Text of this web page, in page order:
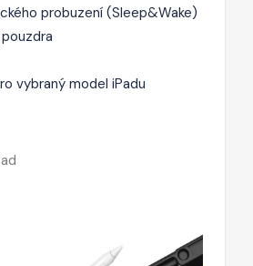
probuzení (Sleep&Wake)
vybraný model iPadu